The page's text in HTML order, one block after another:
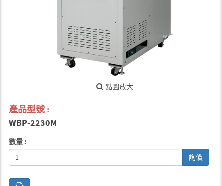
點圖放大
產品型號 :
WBP-2230M
數量 :
詢價